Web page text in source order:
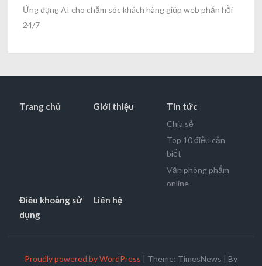
Ứng dụng AI cho chăm sóc khách hàng giúp web phản hồi
24/7
Trang chủ Giới thiệu Tin tức
Chia sẻ
Top 10 điều cần
biết
Văn phòng phẩm
online
Điều khoảng sử
dụng
Liên hệ
Proudly powered by WordPress | Theme: TimesNews | By